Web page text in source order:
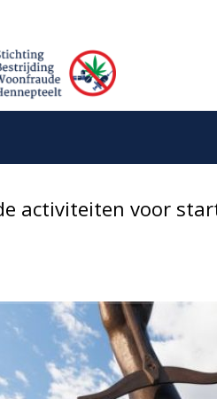
account.
please let us know, by sending an
activiteiten voor